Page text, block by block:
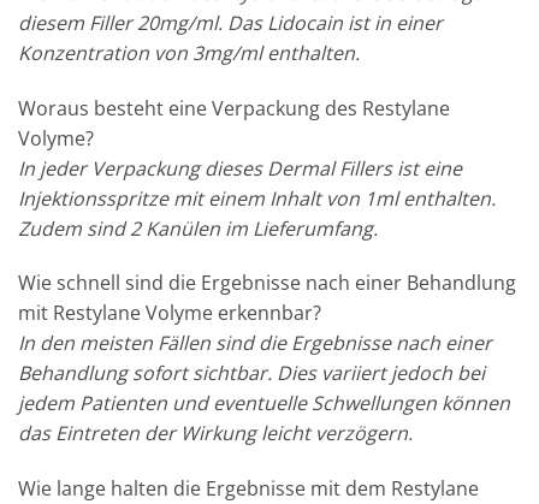
diesem Filler 20mg/ml. Das Lidocain ist in einer
Konzentration von 3mg/ml enthalten.
Woraus besteht eine Verpackung des Restylane
Volyme?
In jeder Verpackung dieses Dermal Fillers ist eine
Injektionsspritze mit einem Inhalt von 1ml enthalten.
Zudem sind 2 Kanülen im Lieferumfang.
Wie schnell sind die Ergebnisse nach einer Behandlung
mit Restylane Volyme erkennbar?
In den meisten Fällen sind die Ergebnisse nach einer
Behandlung sofort sichtbar. Dies variiert jedoch bei
jedem Patienten und eventuelle Schwellungen können
das Eintreten der Wirkung leicht verzögern.
Wie lange halten die Ergebnisse mit dem Restylane